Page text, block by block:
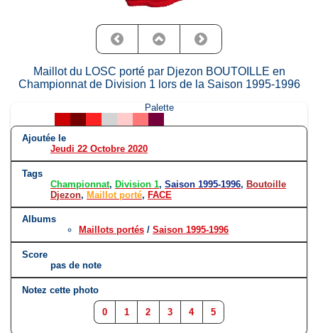
Maillot du LOSC porté par Djezon BOUTOILLE en
Championnat de Division 1 lors de la Saison 1995-1996
Palette
Ajoutée le
Jeudi 22 Octobre 2020
Tags
Championnat, Division 1, Saison 1995-1996, Boutoille
Djezon, Maillot porté, FACE
Albums
Maillots portés / Saison 1995-1996
Score
pas de note
Notez cette photo
0 1 2 3 4 5